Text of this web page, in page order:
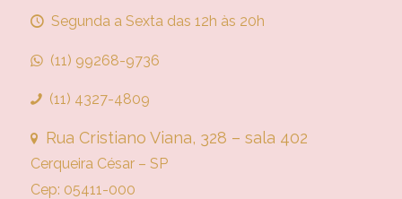
Segunda a Sexta das 12h às 20h
(11) 99268-9736
(11) 4327-4809
Rua Cristiano Viana, 328 – sala 402
Cerqueira César – SP
Cep: 05411-000